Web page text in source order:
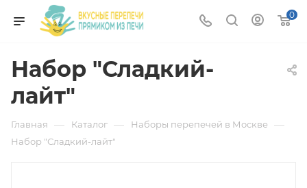
0
Набор "Сладкий-
лайт"
Главная — Каталог — Наборы перепечей в Москве —
Набор "Сладкий-лайт"